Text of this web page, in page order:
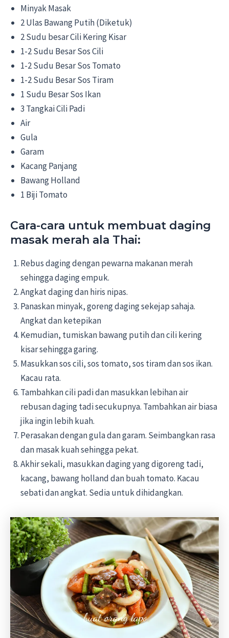
Minyak Masak
2 Ulas Bawang Putih (Diketuk)
2 Sudu besar Cili Kering Kisar
1-2 Sudu Besar Sos Cili
1-2 Sudu Besar Sos Tomato
1-2 Sudu Besar Sos Tiram
1 Sudu Besar Sos Ikan
3 Tangkai Cili Padi
Air
Gula
Garam
Kacang Panjang
Bawang Holland
1 Biji Tomato
Cara-cara untuk membuat daging
masak merah ala Thai:
Rebus daging dengan pewarna makanan merah
sehingga daging empuk.
Angkat daging dan hiris nipas.
Panaskan minyak, goreng daging sekejap sahaja.
Angkat dan ketepikan
Kemudian, tumiskan bawang putih dan cili kering
kisar sehingga garing.
Masukkan sos cili, sos tomato, sos tiram dan sos ikan.
Kacau rata.
Tambahkan cili padi dan masukkan lebihan air
rebusan daging tadi secukupnya. Tambahkan air biasa
jika ingin lebih kuah.
Perasakan dengan gula dan garam. Seimbangkan rasa
dan masak kuah sehingga pekat.
Akhir sekali, masukkan daging yang digoreng tadi,
kacang, bawang holland dan buah tomato. Kacau
sebati dan angkat. Sedia untuk dihidangkan.